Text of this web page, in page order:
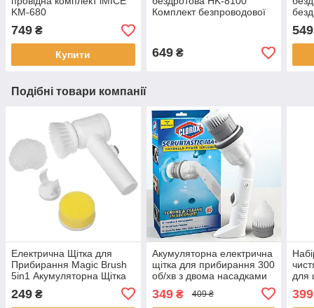
KM-680
749 ₴
Купити
Комплект безпроводової
649₴
549
Подібні товари компанії
Електрична Щітка для
Прибирання Magic Brush
5in1 Акумуляторна Щітка
249 ₴
Акумуляторна електрична
щітка для прибирання 300
об/хв з двома насадками
349₴ 409 ₴
для
399